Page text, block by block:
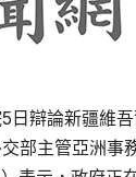
日辯論新疆維
部主管亞洲事